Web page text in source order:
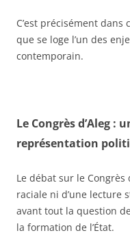
C’est précisément
que se loge l’un des
contemporain.
Le Congrès d’Aleg :
représentation
Le débat sur le Congrès
raciale ni d’une lecture
avant tout la question
la formation de l’État.